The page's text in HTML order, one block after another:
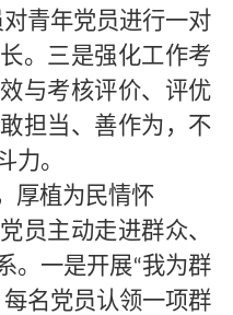
青年党员进行一对
。三是强化工作考
与考核评价、评优
担当、善作为，不
力。
厚植为民情怀
员主动走进群众、
。一是开展“我为群
名党员认领一项群